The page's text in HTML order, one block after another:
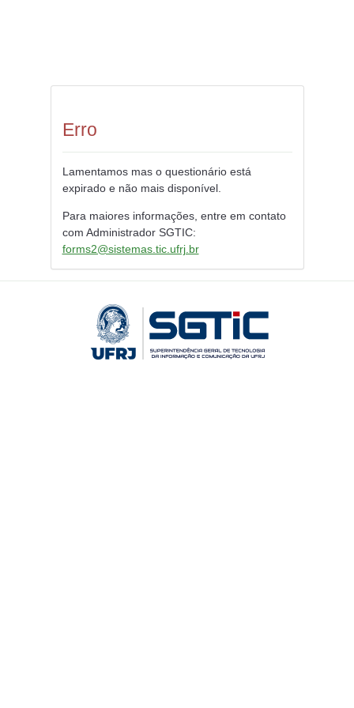
Erro
Lamentamos mas o questionário está
expirado e não mais disponível.
Para maiores informações, entre em contato
com Administrador SGTIC:
forms2@sistemas.tic.ufrj.br